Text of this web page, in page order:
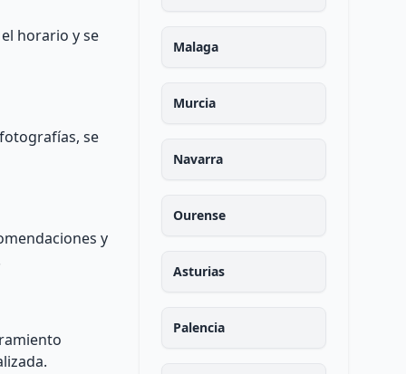
horario y se
se
y
Malaga
Murcia
Navarra
Ourense
Asturias
Palencia